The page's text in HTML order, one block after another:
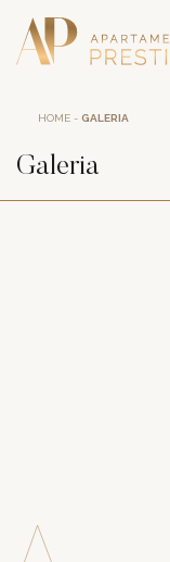
HOME - GALERIA
Galeria